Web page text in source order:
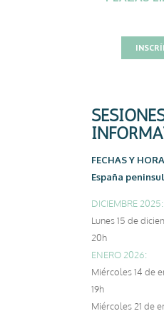
FECHAS Y
España
DICIEMBRE 2025:
Lunes 15 de
20h
ENERO 2026:
Miércoles 14 de
19h
Miércoles 21 de